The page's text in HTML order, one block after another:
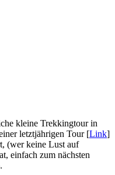
kleine Trekkingtour in
letztjährigen Tour [Link]
(wer keine Lust auf
einfach zum nächsten